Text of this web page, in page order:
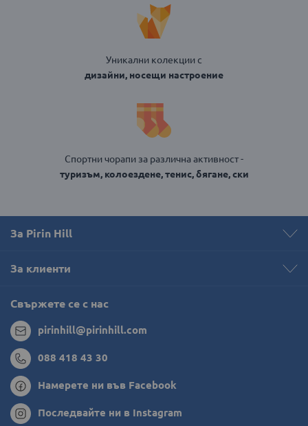
Уникални колекции с
дизайни, носещи настроение
Спортни чорапи за различна активност -
туризъм, колоездене, тенис, бягане, ски
За Pirin Hill
За клиенти
Свържете се с нас
pirinhill@pirinhill.com
088 418 43 30
Намерете ни във Facebook
Последвайте ни в Instagram